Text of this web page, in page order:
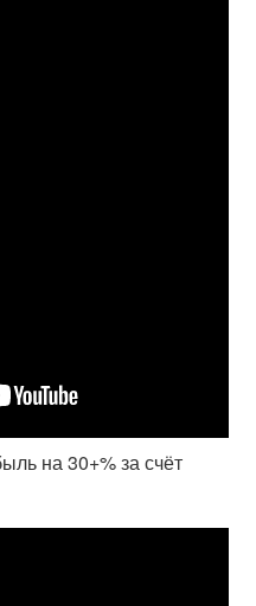
на 30+% за счёт